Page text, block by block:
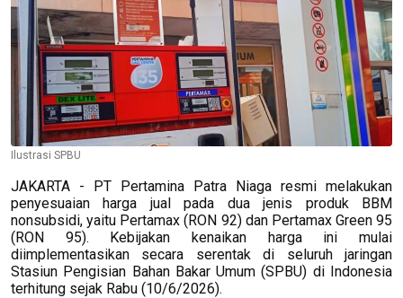
Ilustrasi SPBU
JAKARTA - PT Pertamina Patra Niaga resmi melakukan
penyesuaian harga jual pada dua jenis produk BBM
nonsubsidi, yaitu Pertamax (RON 92) dan Pertamax Green 95
(RON 95). Kebijakan kenaikan harga ini mulai
diimplementasikan secara serentak di seluruh jaringan
Stasiun Pengisian Bahan Bakar Umum (SPBU) di Indonesia
terhitung sejak Rabu (10/6/2026).